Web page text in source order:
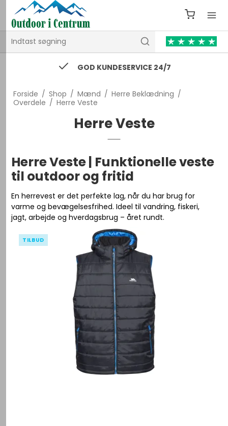
GOD KUNDESERVICE 24/7
Forside / Shop / Mænd / Herre Beklædning /
Overdele / Herre Veste
Herre Veste
Herre Veste | Funktionelle veste
til outdoor og fritid
En herrevest er det perfekte lag, når du har brug for
varme og bevægelsesfrihed. Ideel til vandring, fiskeri,
jagt, arbejde og hverdagsbrug – året rundt.
TILBUD